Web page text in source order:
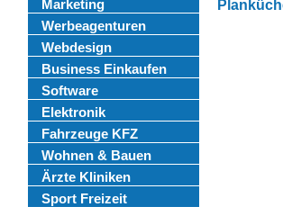
Marketing
Werbeagenturen
Webdesign
Business Einkaufen
Software
Elektronik
Fahrzeuge KFZ
Wohnen & Bauen
Ärzte Kliniken
Sport Freizeit